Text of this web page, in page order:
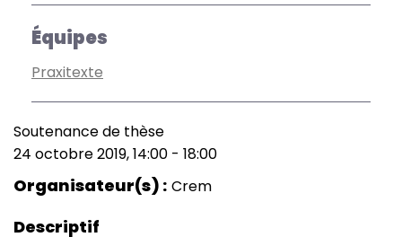
Équipes
Praxitexte
Type
de
manifestation
Soutenance de thèse
Date
(smart)
24 octobre 2019, 14:00 - 18:00
Organisateur(s) Crem
Descriptif